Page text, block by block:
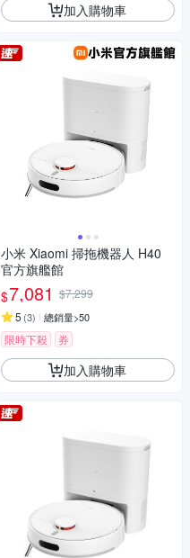
加入購物車
小米 Xiaomi 掃拖機器人 H40
官方旗艦館
$7,081 $7,299
5 (3) 總銷量>50
限時下殺 券
加入購物車